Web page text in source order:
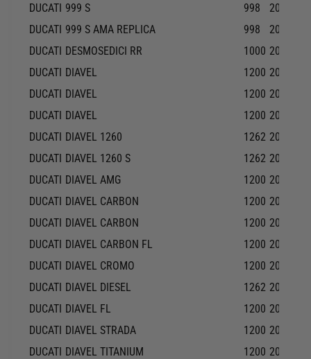
DUCATI 999 S 998
2004-
DUCATI 999 S AMA REPLICA 998
2007-
DUCATI DESMOSEDICI RR 1000 2008-
DUCATI DIAVEL 1200 2011-
DUCATI DIAVEL 1200 2012-
DUCATI DIAVEL 1200 2013-
DUCATI DIAVEL 1260 1262 2019-
DUCATI DIAVEL 1260 S 1262 2019-
DUCATI DIAVEL AMG 1200 2013-
DUCATI DIAVEL CARBON 1200 2011-
DUCATI DIAVEL CARBON 1200 2013-
DUCATI DIAVEL CARBON FL 1200 2015-
DUCATI DIAVEL CROMO 1200 2013-
DUCATI DIAVEL DIESEL 1262 2017-
DUCATI DIAVEL FL 1200 2015-
DUCATI DIAVEL STRADA 1200 2013-
DUCATI DIAVEL TITANIUM 1200 2015-